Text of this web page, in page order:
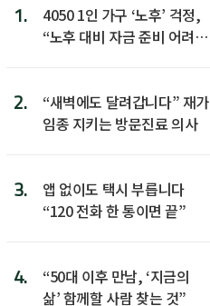
1.
4050 1인 가구 ‘노후’ 걱정,
“노후 대비 자금 준비 어려
2.
“새벽에도 달려갑니다” 재가
임종 지키는 방문진료 의사
3.
앱 없이도 택시 부릅니다
“120 전화 한 통이면 끝”
4.
“50대 이후 만남, ‘지금의
삶’ 함께할 사람 찾는 것”